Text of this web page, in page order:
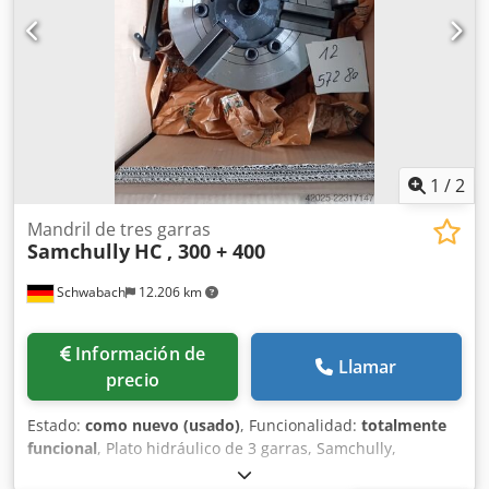
1 /2
Schwabach 12.206 km
Mandril de tres garras
Samchully HC , 300 + 400
Información de
precio
Llamar
Estado: como nuevo (usado), Funcionalidad: totalmente
funcional, Plato hidráulico de 3 garras, Samchully,
diámetro 300 mm y diámetro 400 mm, y cilindro hidráulico